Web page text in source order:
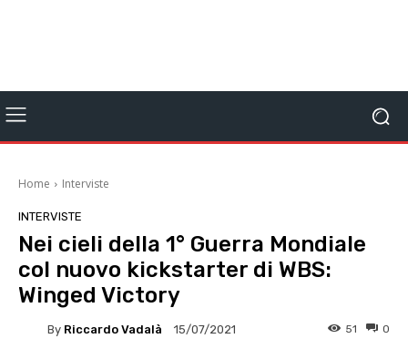
Home Interviste
INTERVISTE
Nei cieli della 1° Guerra Mondiale
col nuovo kickstarter di WBS:
Winged Victory
By Riccardo Vadalà 15/07/2021 0
51